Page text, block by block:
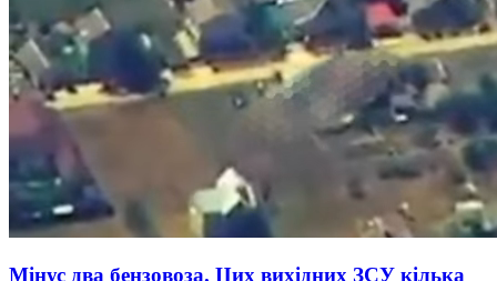
Мінус два бензовоза. Цих вихідних ЗСУ кілька